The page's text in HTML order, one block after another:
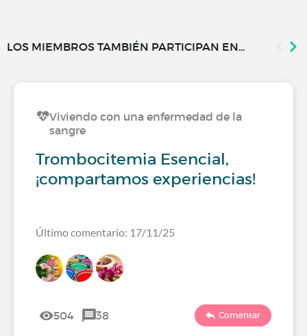
LOS MIEMBROS TAMBIÉN PARTICIPAN EN...
Viviendo con una enfermedad de la
sangre
Trombocitemia Esencial,
¡compartamos experiencias!
Último comentario: 17/11/25
504 38 Comentar